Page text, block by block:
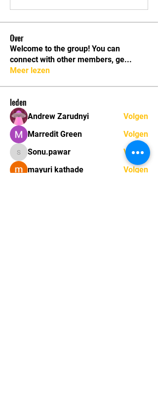
Over
Welcome to the group! You can
connect with other members, ge...
Meer lezen
leden
Andrew Zarudnyi
Volgen
Marredit Green
Volgen
Sonu.pawar
Sonu.pawar
Volgen
mayuri kathade
Volgen